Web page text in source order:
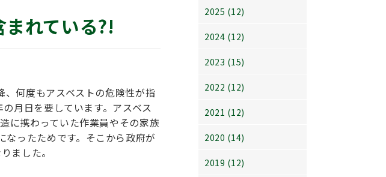
れている?!
何度もアスベストの危険性が指
月日を要しています。アスベス
に携わっていた作業員やその家族
ったためです。そこから政府が
ました。
2025 (12)
2024 (12)
2023 (15)
2022 (12)
2021 (12)
2020 (14)
2019 (12)